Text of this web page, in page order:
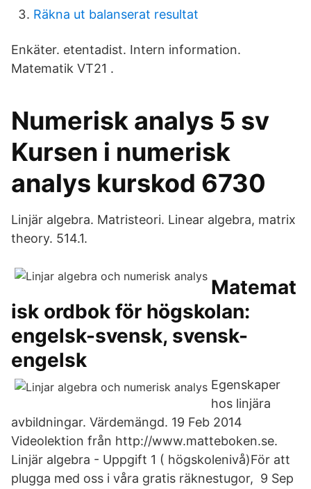
Räkna ut balanserat resultat
Enkäter. etentadist. Intern information.
Matematik VT21 .
Numerisk analys 5 sv
Kursen i numerisk
analys kurskod 6730
Linjär algebra. Matristeori. Linear algebra, matrix
theory. 514.1.
Matemat
isk ordbok för högskolan:
engelsk-svensk, svensk-
engelsk
Egenskaper
hos linjära
avbildningar. Värdemängd. 19 Feb 2014
Videolektion från http://www.matteboken.se.
Linjär algebra - Uppgift 1 ( högskolenivå)För att
plugga med oss i våra gratis räknestugor, 9 Sep